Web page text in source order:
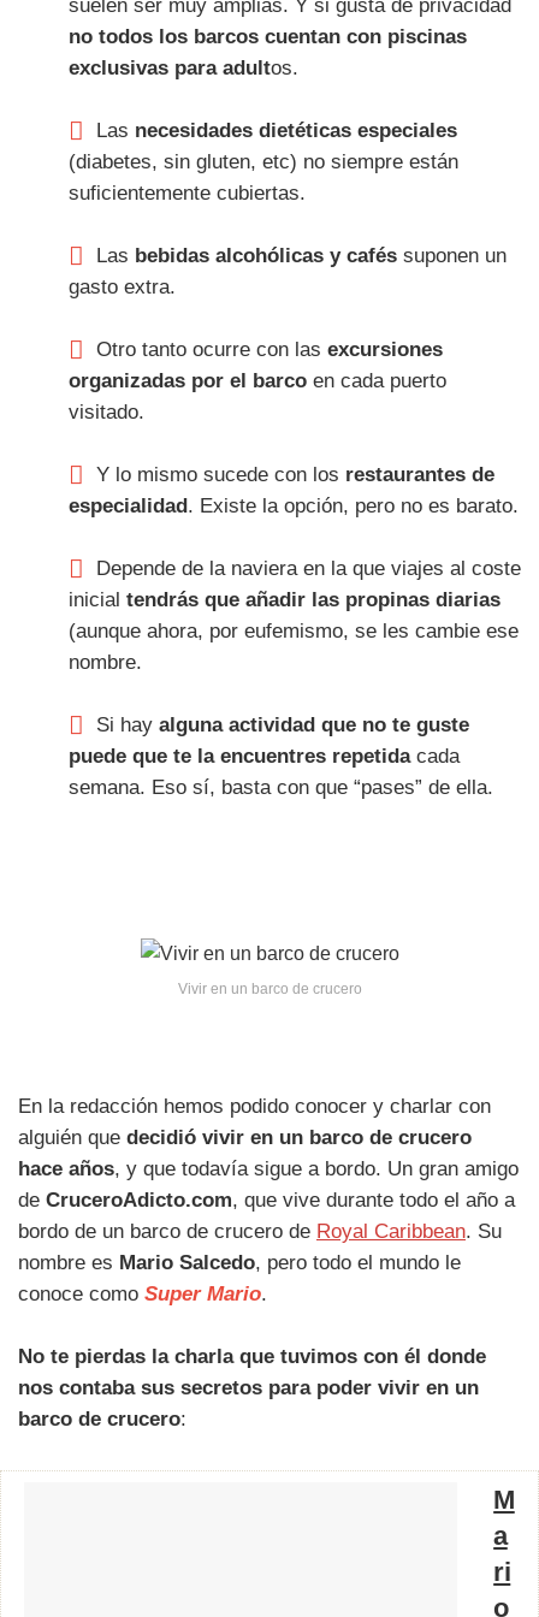
suelen ser muy amplias. Y si gusta de privacidad
no todos los barcos cuentan con piscinas
exclusivas para adultos.
Las necesidades dietéticas especiales
(diabetes, sin gluten, etc) no siempre están
suficientemente cubiertas.
Las bebidas alcohólicas y caféssuponen un
gasto extra.
Otro tanto ocurre con las excursiones
organizadas por el barcoen cada puerto
visitado.
Y lo mismo sucede con los restaurantes de
especialidad . Existe la opción, pero no es barato.
Depende de la naviera en la que viajes al coste
inicial tendrás que añadir las propinas diarias
(aunque ahora, por eufemismo, se les cambie ese
nombre.
Si hay alguna actividad que no te guste
puede que te la encuentres repetidacada
semana. Eso sí, basta con que “pases” de ella.
Vivir en un barco de crucero
En la redacción hemos podido conocer y charlar con
alguién que decidió vivir en un barco de crucero
hace años, y que todavía sigue a bordo. Un gran amigo
de CruceroAdicto.com, que vive durante todo el año a
bordo de un barco de crucero de Royal Caribbean. Su
nombre es Mario Salcedo, pero todo el mundo le
conoce como Super Mario.
No te pierdas la charla que tuvimos con él donde
nos contaba sus secretos para poder vivir en un
barco de crucero:
M
a
ri
o